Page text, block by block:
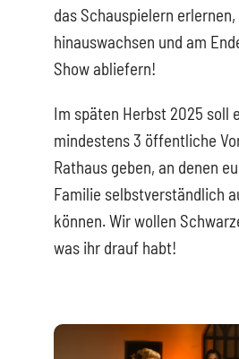
das Schauspielern
hinauswachsen und am
Show abliefern!
Im späten Herbst 2025 soll
mindestens 3 öffentliche
Rathaus geben, an denen
Familie selbstverständlich
können. Wir wollen
was ihr drauf habt!